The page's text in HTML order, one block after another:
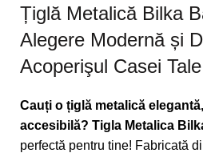
Țiglă Metalică Bilka
Alegere Modernă și
Acoperişul Casei Tale
Cauți o țiglă metalică
accesibilă? Tigla Metalica
perfectă pentru tine! Fabricată